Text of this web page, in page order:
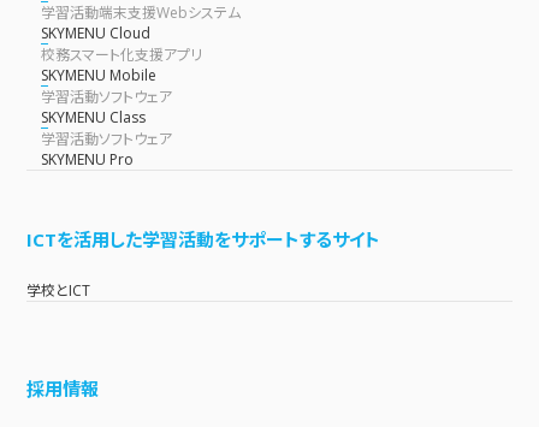
学習活動端末支援Webシステム
SKYMENU Cloud
校務スマート化支援アプリ
SKYMENU Mobile
学習活動ソフトウェア
SKYMENU Class
学習活動ソフトウェア
SKYMENU Pro
ICTを活用した学習活動をサポートするサイト
学校とICT
採用情報